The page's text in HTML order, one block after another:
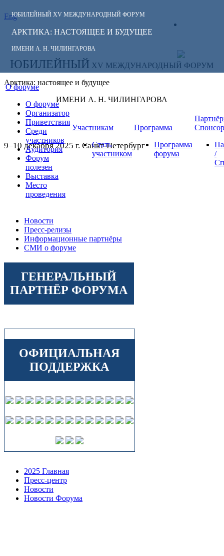
ЮБИЛЕЙНЫЙ XV МЕЖДУНАРОДНЫЙ ФОРУМ
АРКТИКА: НАСТОЯЩЕЕ И БУДУЩЕЕ
ИМЕНИ А. Н. ЧИЛИНГАРОВА
Eng
СЛЕДИТЕ ЗА
НОВОСТЯМИ
ФОРУМА:
ЮБИЛЕЙНЫЙ XV МЕЖДУНАРОДНЫЙ ФОРУМ
Арктика: настоящее и будущее
ИМЕНИ А. Н. ЧИЛИНГАРОВА
9–10 декабря 2025 г. Санкт-Петербург
О форуме
О форуме
Организатор
Приветствия
Среди
участников
Аудитория
Форум
полезен
Выставка
Место
проведения
Участникам
Стать
участником
Программа
Программа
форума
/
Новости
Пресс-релизы
Информационные партнёры
СМИ о форуме
ГЕНЕРАЛЬНЫЙ
ПАРТНЁР ФОРУМА
ОФИЦИАЛЬНАЯ
ПОДДЕРЖКА
2025 Главная
Пресс-центр
Новости
Новости Форума